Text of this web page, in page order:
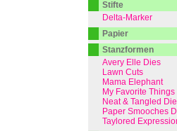
Stifte
Delta-Marker
Papier
Stanzformen
Avery Elle Dies
Lawn Cuts
Mama Elephant
My Favorite Things
Neat & Tangled
Paper Smooches
Taylored